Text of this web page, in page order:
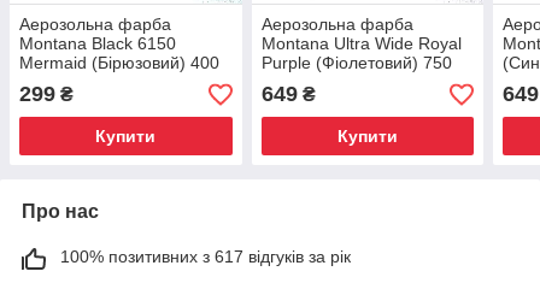
Аерозольна фарба
Montana Black 6150
Mermaid (Бірюзовий) 400
мл
299 ₴
Купити
Аерозольна фарба
Montana Ultra Wide Royal
Purple (Фіолетовий) 750
мл
649₴
Купити
649
Про нас
100% позитивних з 617 відгуків за рік